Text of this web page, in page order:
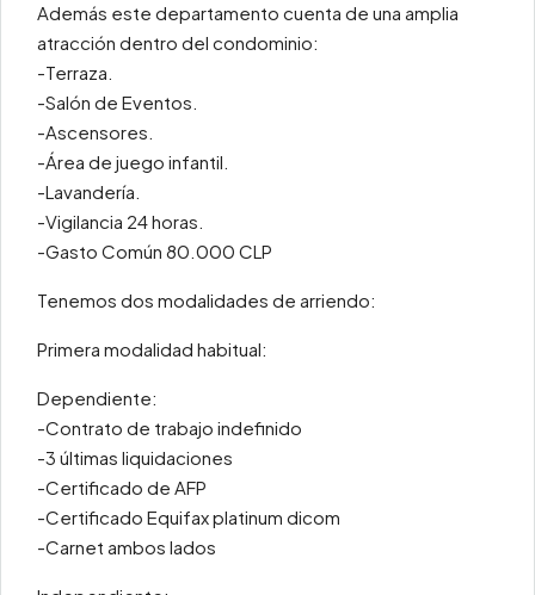
Además este departamento cuenta de una amplia
atracción dentro del condominio:
-Terraza.
-Salón de Eventos.
-Ascensores.
-Área de juego infantil.
-Lavandería.
-Vigilancia 24 horas.
-Gasto Común 80.000 CLP
Tenemos dos modalidades de arriendo:
Primera modalidad habitual:
Dependiente:
-Contrato de trabajo indefinido
-3 últimas liquidaciones
-Certificado de AFP
-Certificado Equifax platinum dicom
-Carnet ambos lados